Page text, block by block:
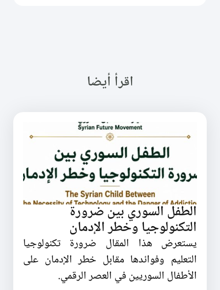
اقرأ أيضا
الطفل السوري بين ضرورة
التكنولوجيا وخطر الإدمان
يستعرض هذا المقال ضرورة تكنولوجيا
التعليم وفوائدها مقابل خطر الإدمان على
الأطفال السوريين في العصر الرقمي.